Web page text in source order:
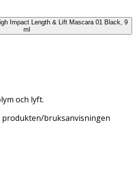
Impact Length & Lift Mascara 01 Black, 9
ml
och lyft.
produkten/bruksanvisningen